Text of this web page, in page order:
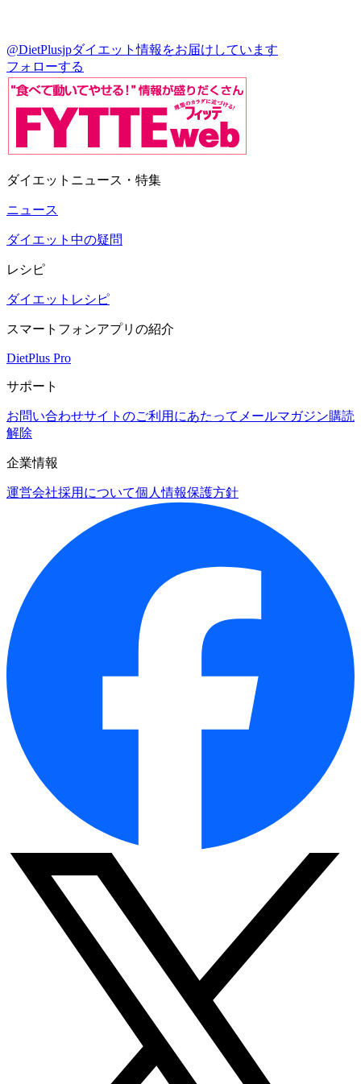
@DietPlusjpダイエット情報をお届けしています
フォローする
ダイエットニュース・特集
ニュース
ダイエット中の疑問
レシピ
ダイエットレシピ
スマートフォンアプリの紹介
DietPlus Pro
サポート
お問い合わせサイトのご利用にあたって メールマガジン購読
解除
企業情報
運営会社採用について個人情報保護方針